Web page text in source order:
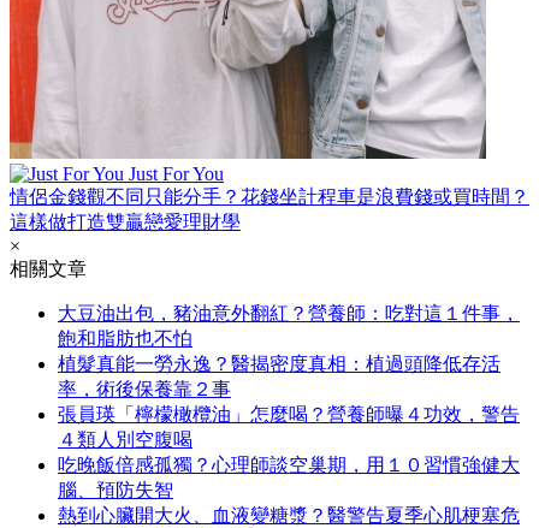
Just For You
情侶金錢觀不同只能分手？花錢坐計程車是浪費錢或買時間？
這樣做打造雙贏戀愛理財學
×
相關文章
大豆油出包，豬油意外翻紅？營養師：吃對這１件事，
飽和脂肪也不怕
植髮真能一勞永逸？醫揭密度真相：植過頭降低存活
率，術後保養靠２事
張員瑛「檸檬橄欖油」怎麼喝？營養師曝４功效，警告
４類人別空腹喝
吃晚飯倍感孤獨？心理師談空巢期，用１０習慣強健大
腦、預防失智
熱到心臟開大火、血液變糖漿？醫警告夏季心肌梗塞危